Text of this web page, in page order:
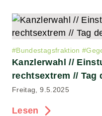
#Bundestagsfraktion #
Kanzlerwahl //
rechtsextrem // Tag
Freitag, 9.5.2025
Lesen